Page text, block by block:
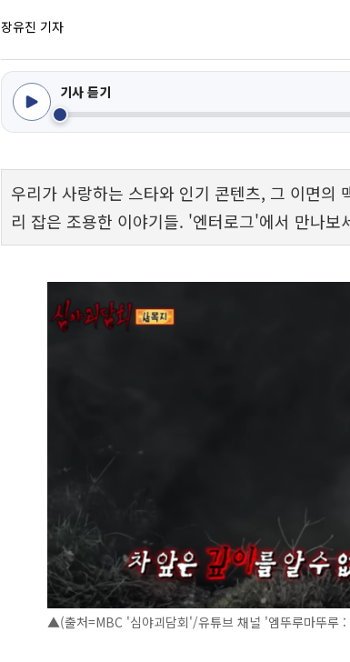
장유진 기자
기사 듣기
우리가 사랑하는 스타와 인기 콘텐츠, 그 이면의
리 잡은 조용한 이야기들. '엔터로그'에서 만나보
▲(출처=MBC '심야괴담회'/유튜브 채널 '엠뚜루마뚜루 :